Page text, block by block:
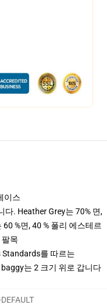
이스
다. Heather Grey는 70% 면,
%면, 40 % 폴리 에스테르
목
를 따르는
는 2 크기 위로 갑니다